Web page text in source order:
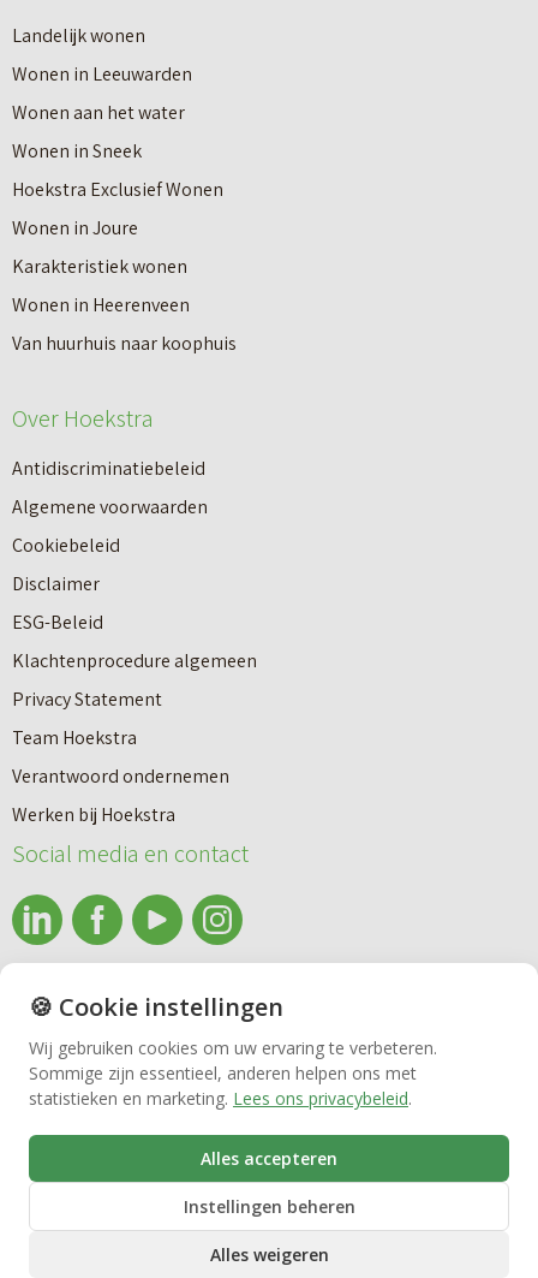
Nieuwbouw
Huren
Bedrijfsmakelaardij
Vastgoedbeheer
VvE beheer
Zorgwoningen
r
I
n
8
s
t
a
p
p
n
n
a
a
r
e
e
n
n
i
e
u
o
w
o
v
e
r
V
a
n
n
e
u
Landelijk wonen
Wonen in Leeuwarden
Wonen aan het water
Wonen in Sneek
Hoekstra Exclusief Wonen
Wonen in Joure
Karakteristiek wonen
Wonen in Heerenveen
Van huurhuis naar koophuis
Over Hoekstra
Antidiscriminatiebeleid
Algemene voorwaarden
Cookiebeleid
Disclaimer
ESG-Beleid
Klachtenprocedure algemeen
Privacy Statement
Team Hoekstra
Verantwoord ondernemen
Werken bij Hoekstra
Social media en contact
info@makelaardijhoekstra.nl
Alle contactgegevens
Bekijk de laatste nieuwsbrief van Makelaardij Hoekstra
Inschrijven nieuwsbrief Makelaardij Hoekstra
🍪 Cookie instellingen
Wij gebruiken cookies om uw ervaring te verbeteren.
Sommige zijn essentieel, anderen helpen ons met
statistieken en marketing. Lees ons privacybeleid.
Alles accepteren
Instellingen beheren
Alles weigeren